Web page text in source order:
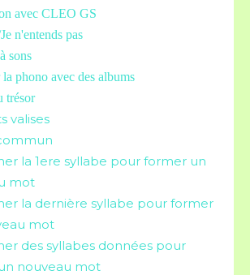
avec CLEO GS
n'entends pas
sons
phono avec des albums
trésor
valises
la 1ere syllabe pour former un
mot
la dernière syllabe pour former
mot
des syllabes données pour
nouveau mot